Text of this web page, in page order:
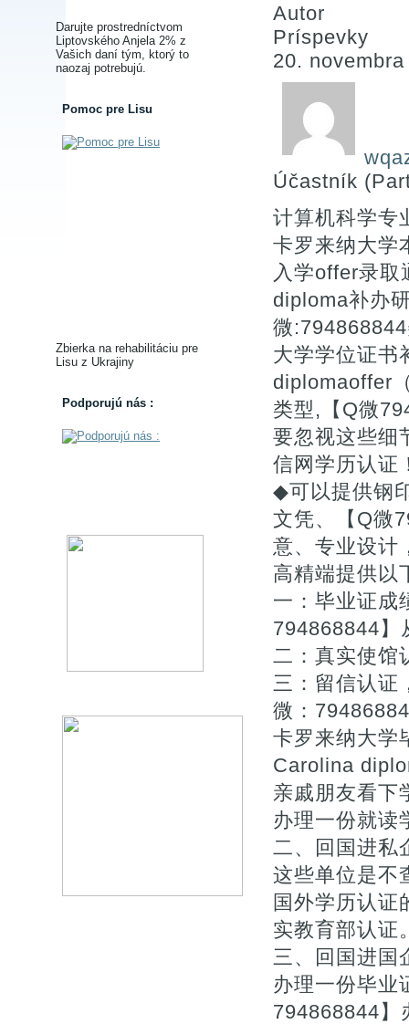
Darujte prostredníctvom
Liptovského Anjela 2% z
Vašich daní tým, ktorý to
naozaj potrebujú.
Pomoc pre Lisu
Zbierka na rehabilitáciu pre
Lisu z Ukrajiny
Podporujú nás :
Autor
Príspevky
20.
Účastník
计算机科学专
卡罗来纳大学
入学offer录
diploma补办
微
大学学位证
diplomaoffer
类型,【Q微
要忽视这些细
信网学历认
◆可以提供钢
文凭、【Q微
意、专业设计
高精端提供以
一：毕业证成
794868844】
二：真实使馆
三：留信认证
微：
卡罗来纳大学
Carolina
亲戚朋友看下
办理一份就读
二、回国进私
这些单位是不
国外学历认证
实教育部认证
三、回国进国
办理一份毕业
794868844】